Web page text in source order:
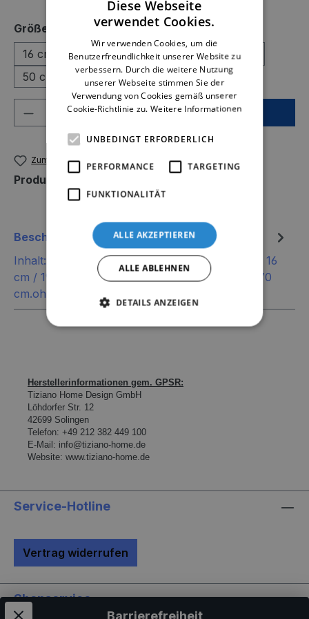
Größe auswählen
16 cm
19 cm 24 cm 30 cm
40 cm
50 cm
60 cm
Produkt Anzahl: Gib den
In den Warenkorb
Zum Merkzettel hinzufügen
Produktnummer:
Beschreibung
Inhalt:Deko Palme Guano cremefarbenGrößen: 16
cm / 19 cm / 24 cm / 30 cm / 40 cm / 50 cm / 70
cm.ohne Deko und Floristik Die…
Herstellerinformationen gem. GPSR:
Tiziano Home Design GmbH
öhdorfer Str. 12
42699 Solingen
Telefon: +49 212 382 449 100
E-Mail: info@tiziano-home.de
Website: www.tiziano-home.de
Service-Hotline
Vertrag widerrufen
Shopservice
Barrierefreiheit
Diese Webseite
verwendet Cookies.
Wir verwenden Cookies, um die
Benutzerfreundlichkeit unserer Website zu
verbessern. Durch die weitere Nutzung
unserer Webseite stimmen Sie der
Verwendung von Cookies gemäß unserer
Cookie-Richtlinie zu.Weitere Informationen
UNBEDINGT ERFORDERLICH
PERFORMANCE TARGETING
FUNKTIONALITÄT
ALLE AKZEPTIEREN
ALLE ABLEHNEN
DETAILS ANZEIGEN